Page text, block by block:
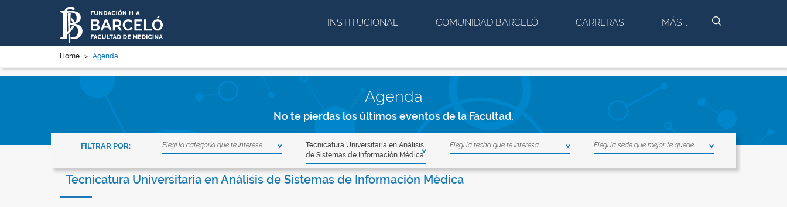
INSTITUCIONAL COMUNIDAD BARCELÓ CARRERAS MÁS... BUSCAR
Home > Agenda
Agenda
No te pierdas los últimos eventos de la Facultad.
FILTRAR POR: Elegí la categoría que te interese
Tecnicatura Universitaria en Análisis
de Sistemas de Información Médica
Elegí la fecha que te interesa Elegí la sede que mejor te quede
Tecnicatura Universitaria en Análisis de Sistemas de Información Médica